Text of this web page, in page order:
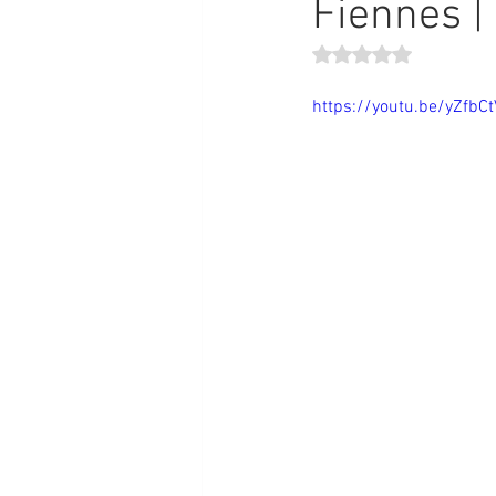
Fiennes
Obtuvo NaN de 5
https://youtu.be/